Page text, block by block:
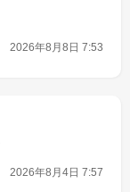
2026年8月8日 7:53
2026年8月4日 7:57